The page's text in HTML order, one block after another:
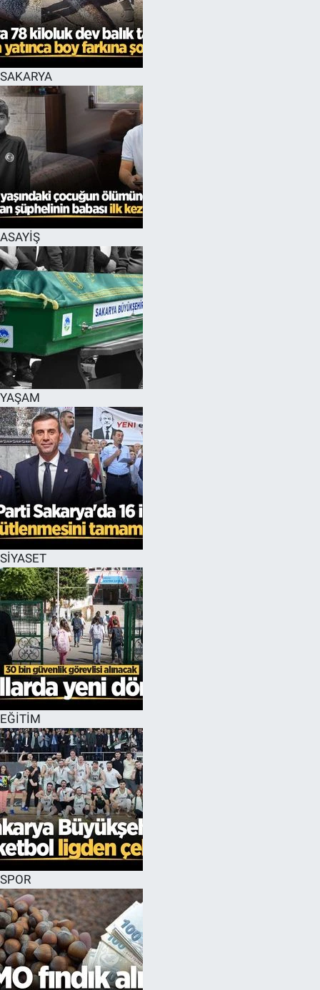
SAKARYA
ASAYİŞ
YAŞAM
SİYASET
EĞİTİM
SPOR
EĞİTİM
ÖZEL HABER
HALK54 PANORAMA